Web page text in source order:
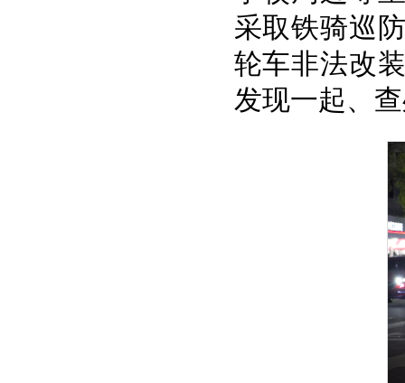
采取铁骑巡
轮车非法改
发现一起、